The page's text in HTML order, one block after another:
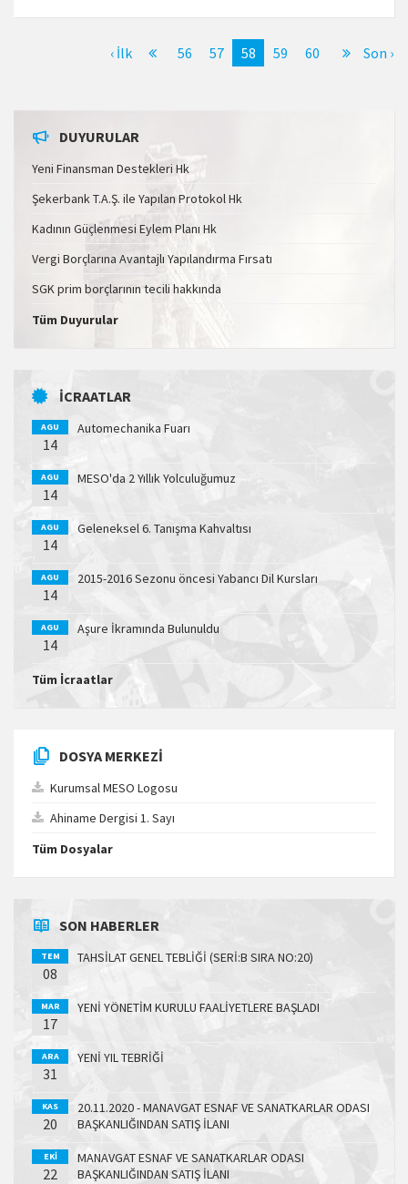
‹ İlk 56 57 58 59 60 Son ›
DUYURULAR
Yeni Finansman Destekleri Hk
Şekerbank T.A.Ş. ile Yapılan Protokol Hk
Kadının Güçlenmesi Eylem Planı Hk
Vergi Borçlarına Avantajlı Yapılandırma Fırsatı
SGK prim borçlarının tecili hakkında
Tüm Duyurular
İCRAATLAR
AGU
14
Automechanika Fuarı
AGU
14
MESO'da 2 Yıllık Yolculuğumuz
AGU
14
Geleneksel 6. Tanışma Kahvaltısı
AGU
14
2015-2016 Sezonu öncesi Yabancı Dil Kursları
AGU
14
Aşure İkramında Bulunuldu
Tüm İcraatlar
DOSYA MERKEZI
Kurumsal MESO Logosu
Ahiname Dergisi 1. Sayı
Tüm Dosyalar
SON HABERLER
TEM
08
TAHSİLAT GENEL TEBLİĞİ (SERİ:B SIRA NO:20)
MAR
17
YENİ YÖNETİM KURULU FAALİYETLERE BAŞLADI
ARA
31
YENİ YIL TEBRİĞİ
KAS
20
20.11.2020 - MANAVGAT ESNAF VE SANATKARLAR ODASI
BAŞKANLIĞINDAN SATIŞ İLANI
EKI
22
MANAVGAT ESNAF VE SANATKARLAR ODASI
BAŞKANLIĞINDAN SATIŞ İLANI